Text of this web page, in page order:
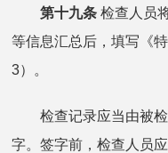
第十九条 检查人员
等信息汇总后，填写《
3）。
检查记录应当由被检
字。签字前，检查人员